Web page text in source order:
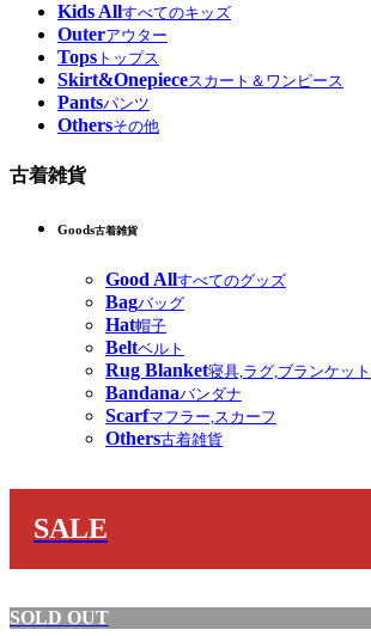
Kids Allすべてのキッズ
Outerアウター
Tops トップス
Skirt&Onepieceスカート＆ワンピース
Pantsパンツ
Othersその他
古着雑貨
Goods古着雑貨
Good Allすべてのグッズ
Bagバッグ
Hat帽子
Beltベルト
Rug Blanket寝具,ラグ,ブランケット
Bandanaバンダナ
Scarfマフラー,スカーフ
Others古着雑貨
SALE
SOLD OUT